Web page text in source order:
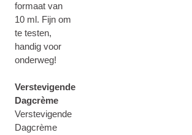
formaat van
10 ml. Fijn om
te testen,
handig voor
onderweg!
Verstevigende
Dagcrème
Verstevigende
Dagcrème